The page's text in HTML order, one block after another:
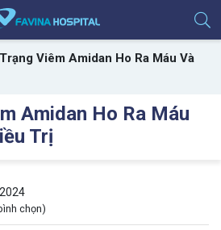
Viêm Amidan Ho Ra Máu Và
Amidan Ho Ra Máu
Trị
chọn)